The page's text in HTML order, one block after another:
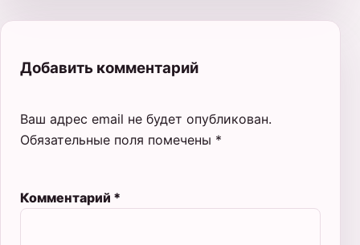
Добавить комментарий
Ваш адрес email не будет опубликован.
Обязательные поля помечены *
Комментарий *